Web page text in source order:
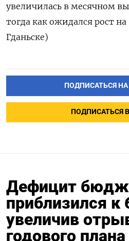
увеличилась ⁠в месячном
‌тогда как ‌ожидался рост
Гданьске)
ПОДПИСАТЬСЯ
ПОДПИСАТЬСЯ В
Дефицит
приблизился к
увеличив
годового плана